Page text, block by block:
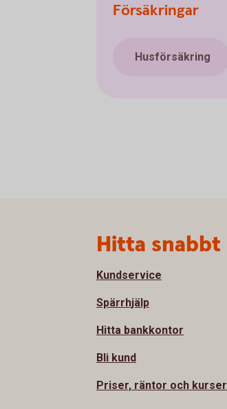
Försäkringar
Husförsäkring
Hitta snabbt
Kundservice
Spärrhjälp
Hitta bankkontor
Bli kund
Priser, räntor och kurser